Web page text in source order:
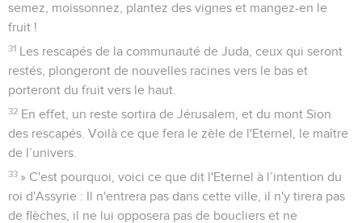
semez, moissonnez, plantez des vignes et mangez-en le
fruit !
31 Les rescapés de la communauté de Juda, ceux qui seront
restés, plongeront de nouvelles racines vers le bas et
porteront du fruit vers le haut.
32 En effet, un reste sortira de Jérusalem, et du mont Sion
des rescapés. Voilà ce que fera le zèle de l'Eternel, le maître
de l’univers.
33 » C'est pourquoi, voici ce que dit l'Eternel à l’intention du
roi d'Assyrie : Il n'entrera pas dans cette ville, il n'y tirera pas
de flèches, il ne lui opposera pas de boucliers et ne